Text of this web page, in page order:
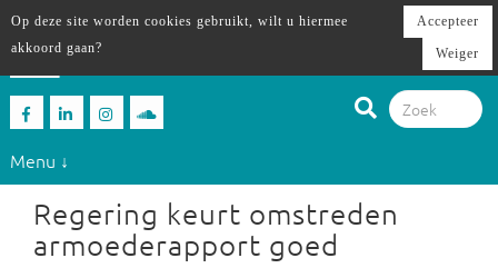
Menu ↓
Regering keurt omstreden
armoederapport goed
Op deze site worden cookies gebruikt, wilt u hiermee
akkoord gaan?
Accepteer
Weiger